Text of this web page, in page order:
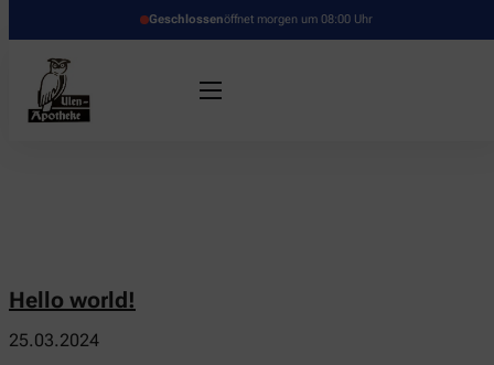
Geschlossenöffnet morgen um 08:00 Uhr
Hello world!
25.03.2024